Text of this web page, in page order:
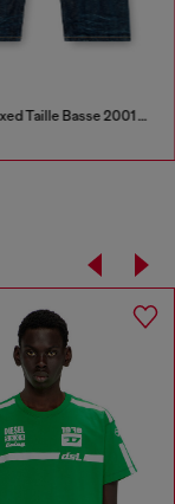
Jeans Relaxed Taille Basse 2001 D-Macro